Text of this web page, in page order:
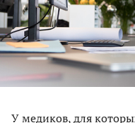
У медиков, для